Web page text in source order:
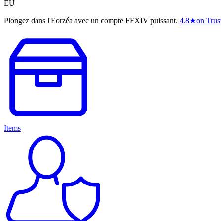
EU
Plongez dans l'Eorzéa avec un compte FFXIV puissant. 4.8★on
Items